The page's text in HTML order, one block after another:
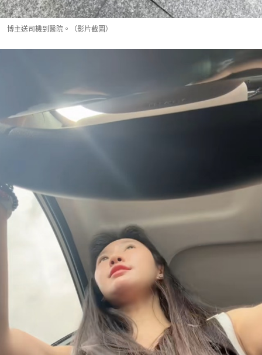
博主送司機到醫院。（影片截圖）